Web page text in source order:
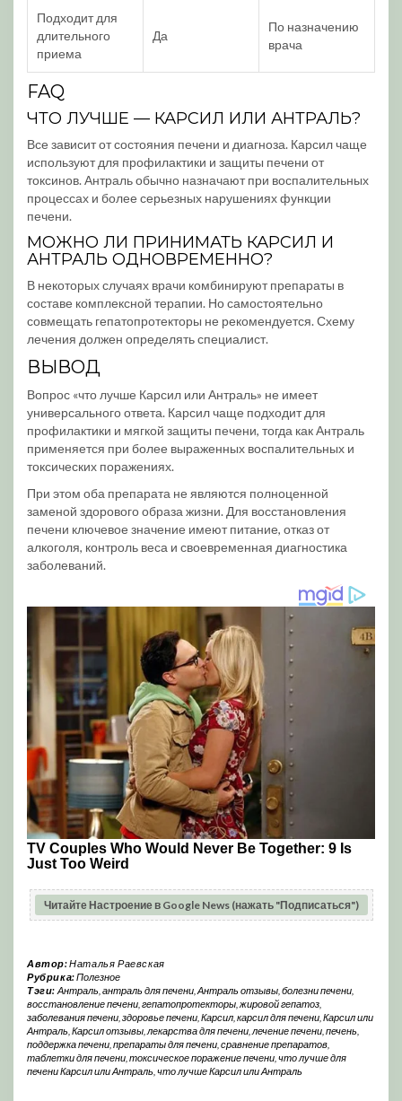
Подходит для
длительного
приема
Да
По назначению
врача
FAQ
ЧТО ЛУЧШЕ — КАРСИЛ ИЛИ АНТРАЛЬ?
Все зависит от состояния печени и диагноза. Карсил чаще
используют для профилактики и защиты печени от
токсинов. Антраль обычно назначают при воспалительных
процессах и более серьезных нарушениях функции
печени.
МОЖНО ЛИ ПРИНИМАТЬ КАРСИЛ И
АНТРАЛЬ ОДНОВРЕМЕННО?
В некоторых случаях врачи комбинируют препараты в
составе комплексной терапии. Но самостоятельно
совмещать гепатопротекторы не рекомендуется. Схему
лечения должен определять специалист.
ВЫВОД
Вопрос «что лучше Карсил или Антраль» не имеет
универсального ответа. Карсил чаще подходит для
профилактики и мягкой защиты печени, тогда как Антраль
применяется при более выраженных воспалительных и
токсических поражениях.
При этом оба препарата не являются полноценной
заменой здорового образа жизни. Для восстановления
печени ключевое значение имеют питание, отказ от
алкоголя, контроль веса и своевременная диагностика
заболеваний.
Читайте Настроение в Google News (нажать "Подписаться")
Автор:Наталья Раевская
Рубрика:Полезное
Тэги: Антраль антраль для печени, Антраль отзывы, болезни печени,
восстановление печени гепатопротекторы жировой гепатоз
заболевания печени здоровье печени Карсил карсил для печени Карсил или
Антраль Карсил отзывы лекарства для печени лечение печени печень
поддержка печени препараты для печени сравнение препаратов
таблетки для печени токсическое поражение печени что лучше для
печени Карсил или Антраль что лучше Карсил или Антраль